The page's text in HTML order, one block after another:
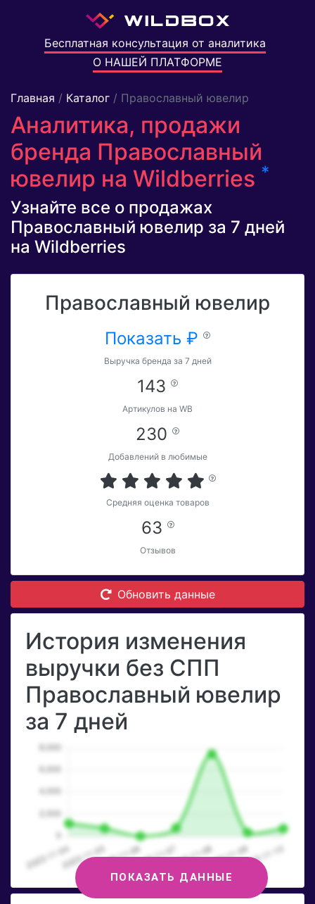
Бесплатная консультация от аналитика
О НАШЕЙ ПЛАТФОРМЕ
Главная / Каталог / Православный ювелир
Аналитика, продажи
бренда Православный
ювелир на Wildberries *
Узнайте все о продажах
Православный ювелир за 7 дней
на Wildberries
Православный ювелир
Показать ₽
Выручка бренда за 7 дней
143
Артикулов на WB
230
Добавлений в любимые
Средняя оценка товаров
63
Отзывов
Обновить данные
История изменения
выручки без СПП
Православный ювелир
за 7 дней
ПОКАЗАТЬ ДАННЫЕ